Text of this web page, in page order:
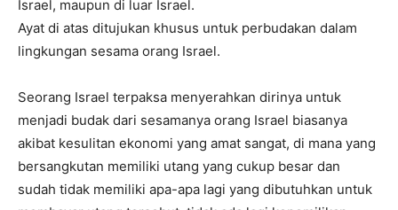
Israel, maupun di luar Israel.
Ayat di atas ditujukan khusus untuk perbudakan dalam
lingkungan sesama orang Israel.
Seorang Israel terpaksa menyerahkan dirinya untuk
menjadi budak dari sesamanya orang Israel biasanya
akibat kesulitan ekonomi yang amat sangat, di mana yang
bersangkutan memiliki utang yang cukup besar dan
sudah tidak memiliki apa-apa lagi yang dibutuhkan untuk